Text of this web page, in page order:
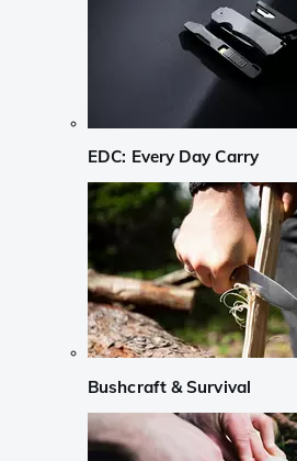
EDC: Every Day Carry
Bushcraft & Survival